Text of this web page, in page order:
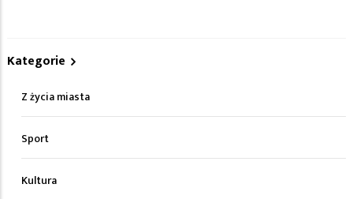
Kategorie
Z życia miasta
Sport
Kultura